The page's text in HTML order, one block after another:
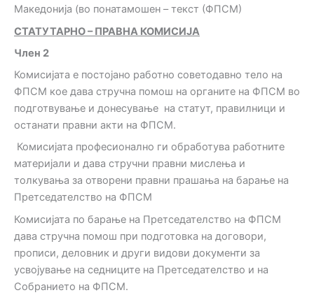
Македонија (во понатамошен – текст (ФПСМ)
СТАТУТАРНО – ПРАВНА КОМИСИЈА
Член 2
Комисијата е постојано работно советодавно тело на
ФПСМ кое дава стручна помош на органите на ФПСМ во
подготвување и донесување на статут, правилници и
останати правни акти на ФПСМ.
Комисијата професионално ги обработува работните
материјали и дава стручни правни мислења и
толкувања за отворени правни прашања на барање на
Претседателство на ФПСМ
Комисијата по барање на Претседателство на ФПСМ
дава стручна помош при подготовка на договори,
прописи, деловник и други видови документи за
усвојување на седниците на Претседателство и на
Собранието на ФПСМ.